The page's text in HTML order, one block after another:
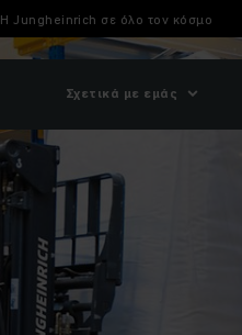
Η Jungheinrich σε όλο τον κόσμο
Σχετικά με εμάς